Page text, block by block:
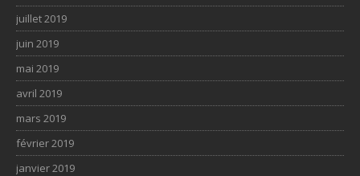
juillet 2019
juin 2019
mai 2019
avril 2019
mars 2019
février 2019
janvier 2019